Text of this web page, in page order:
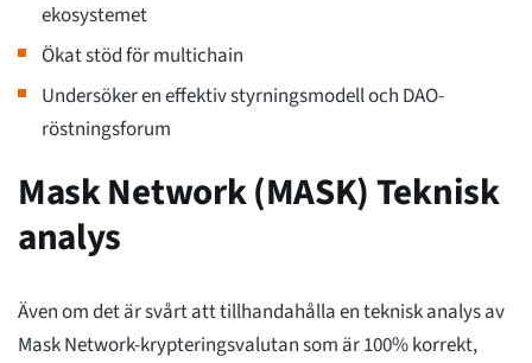
ekosystemet
Ökat stöd för multichain
Undersöker en effektiv styrningsmodell och DAO-
röstningsforum
Mask Network (MASK) Teknisk
analys
Även om det är svårt att tillhandahålla en teknisk analys av
Mask Network-krypteringsvalutan som är 100% korrekt,